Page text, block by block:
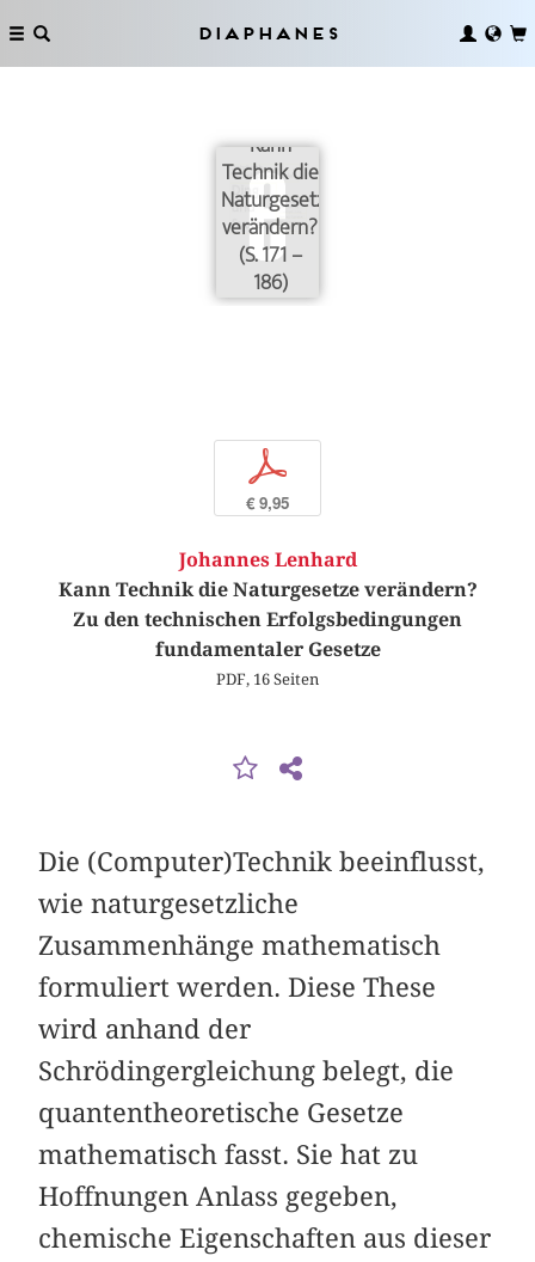
Diaphanes
Kann
Technik die
Naturgesetze
verändern?
(S. 171 –
186)
p
€ 9,95
Johannes Lenhard
Kann Technik die Naturgesetze verändern?
Zu den technischen Erfolgsbedingungen
fundamentaler Gesetze
PDF, 16 Seiten
Die (Computer)Technik beeinflusst,
wie naturgesetzliche
Zusammenhänge mathematisch
formuliert werden. Diese These
wird anhand der
Schrödingergleichung belegt, die
quantentheoretische Gesetze
mathematisch fasst. Sie hat zu
Hoffnungen Anlass gegeben,
chemische Eigenschaften aus dieser